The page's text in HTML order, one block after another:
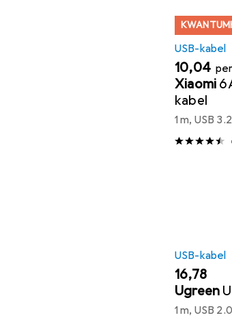
USB-kabel
EUR
10,04
Xiaomi
kabel
1 m, USB
USB-kabel
EUR
16,78
Ugreen
1 m, USB